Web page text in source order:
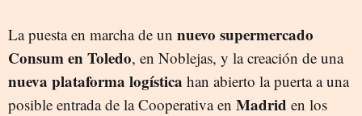
La puesta en marcha de un nuevo supermercado
Consum en Toledo, en Noblejas, y la creación de una
nueva plataforma logística han abierto la puerta a una
posible entrada de la Cooperativa en Madrid en los